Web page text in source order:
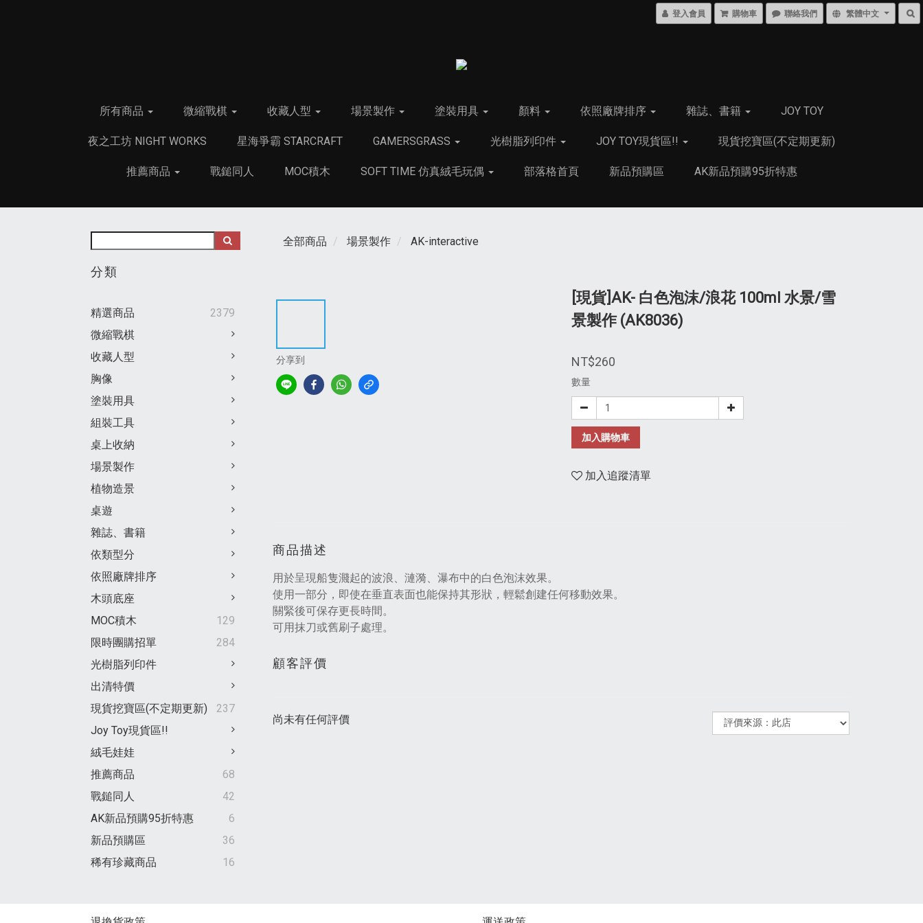
登入會員 購物車 聯絡我們 繁體中文
所有商品 微縮戰棋 收藏人型 場景製作 塗裝用具 顏料 依照廠牌排序 雜誌、書籍 JOY TOY
夜之工坊 NIGHT WORKS 星海爭霸 STARCRAFT GAMERSGRASS 光樹脂列印件 JOY TOY現貨區!! 現貨挖寶區(不定期更新)
推薦商品 戰鎚同人 MOC積木 SOFT TIME 仿真絨毛玩偶 部落格首頁 新品預購區 AK新品預購95折特惠
分類
精選商品
2379
微縮戰棋
收藏人型
胸像
塗裝用具
組裝工具
桌上收納
場景製作
植物造景
桌遊
雜誌、書籍
依類型分
依照廠牌排序
木頭底座
MOC積木
129
限時團購招單
284
光樹脂列印件
出清特價
現貨挖寶區(不定期更新)
237
Joy Toy現貨區!!
絨毛娃娃
推薦商品
68
戰鎚同人
42
AK新品預購95折特惠
6
新品預購區
36
稀有珍藏商品
16
全部商品 場景製作 AK-interactive
分享到
[現貨]AK- 白色泡沫/浪花 100ml 水景/雪
景製作 (AK8036)
NT$260
數量
加入購物車
加入追蹤清單
商品描述
用於呈現船隻濺起的波浪、漣漪、瀑布中的白色泡沫效果。
使用一部分，即使在垂直表面也能保持其形狀，輕鬆創建任何移動效果。
關緊後可保存更長時間。
可用抹刀或舊刷子處理。
顧客評價
尚未有任何評價